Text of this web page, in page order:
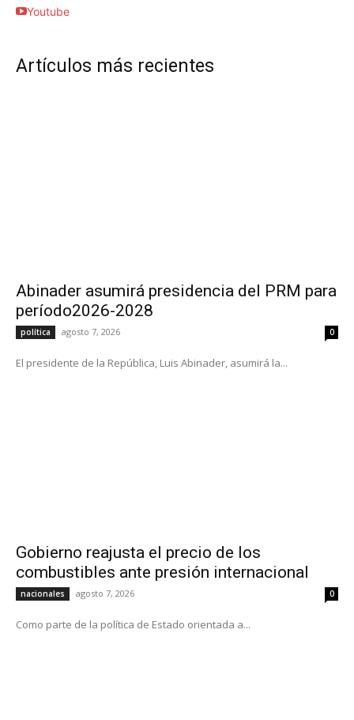
Youtube
Artículos más recientes
Abinader asumirá presidencia del PRM para
período2026-2028
política agosto 7, 2026 0
El presidente de la República, Luis Abinader, asumirá la...
Gobierno reajusta el precio de los
combustibles ante presión internacional
nacionales agosto 7, 2026 0
Como parte de la política de Estado orientada a...